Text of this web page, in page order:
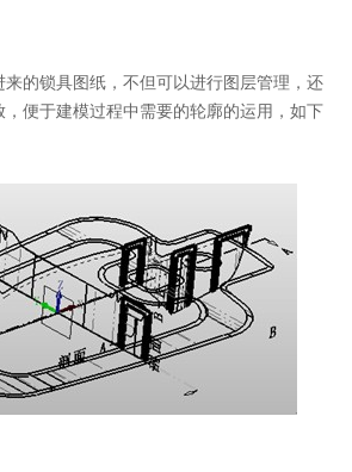
的锁具图纸，不但可以进行图层管理，还
便于建模过程中需要的轮廓的运用，如下